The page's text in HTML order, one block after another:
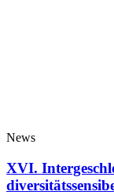
News
XVI.